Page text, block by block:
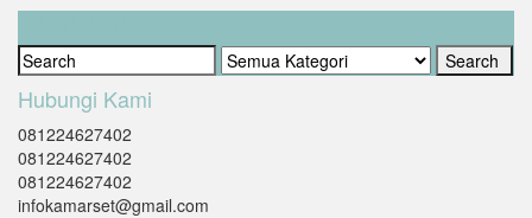
Cari Produk
Hubungi Kami
081224627402
081224627402
081224627402
infokamarset@gmail.com